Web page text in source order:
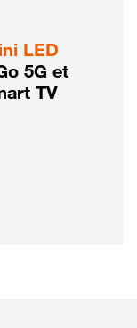
LED
5G et
TV